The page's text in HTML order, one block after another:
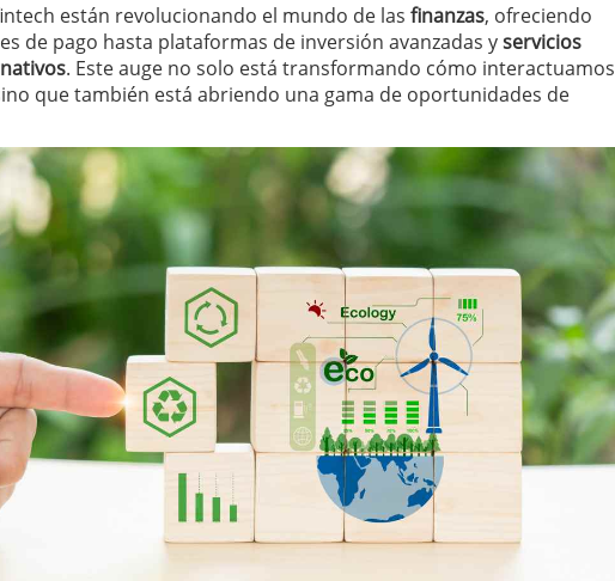
los ETF de Bitcoin noviembre 22, 2024
Kings: empresas que destacan por sus dividendos constantes
12, 2024
RealAdvisor: Una poderosa herramienta para tus inversiones
septiembre 23, 2024
están revolucionando el mundo de las finanzas, ofreciendo
de pago hasta plataformas de inversión avanzadas yservicios
. Este auge no solo está transformando cómo interactuamos
que también está abriendo una gama de oportunidades de